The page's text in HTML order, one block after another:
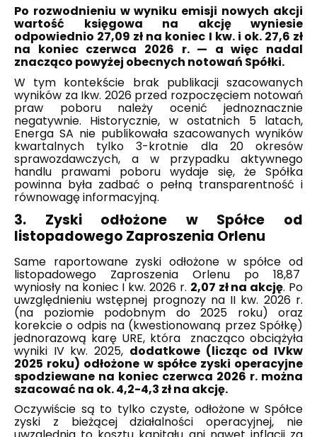
Po rozwodnieniu w wyniku emisji nowych akcji
wartość księgowa na akcję wyniesie
odpowiednio 27,09 zł na koniec I kw. i ok. 27,6 zł
na koniec czerwca 2026 r. — a więc nadal
znacząco powyżej obecnych notowań Spółki.
W tym kontekście brak publikacji szacowanych
wyników za Ikw. 2026 przed rozpoczęciem notowań
praw poboru należy ocenić jednoznacznie
negatywnie. Historycznie, w ostatnich 5 latach,
Energa SA nie publikowała szacowanych wyników
kwartalnych tylko 3-krotnie dla 20 okresów
sprawozdawczych, a w przypadku aktywnego
handlu prawami poboru wydaje się, że Spółka
powinna była zadbać o pełną transparentność i
równowagę informacyjną.
3. Zyski odłożone w Spółce od
listopadowego Zaproszenia Orlenu
Same raportowane zyski odłożone w spółce od
listopadowego Zaproszenia Orlenu po 18,87
wyniosły na koniec I kw. 2026 r. 2,07 zł na akcję. Po
uwzględnieniu wstępnej prognozy na II kw. 2026 r.
(na poziomie podobnym do 2025 roku) oraz
korekcie o odpis na (kwestionowaną przez Spółkę)
jednorazową karę URE, która znacząco obciążyła
wyniki IV kw. 2025, dodatkowe (licząc od IVkw
2025 roku) odłożone w spółce zyski operacyjne
spodziewane na koniec czerwca 2026 r. można
szacować na ok. 4,2-4,3 zł na akcję.
Oczywiście są to tylko czyste, odłożone w Spółce
zyski z bieżącej działalności operacyjnej, nie